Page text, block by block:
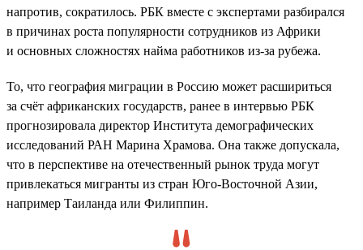
напротив, сократилось. РБК вместе с экспертами разбирался
в причинах роста популярности сотрудников из Африки
и основных сложностях найма работников из-за рубежа.
То, что география миграции в Россию может расшириться
за счёт африканских государств, ранее в интервью РБК
прогнозировала директор Института демографических
исследований РАН Марина Храмова. Она также допускала,
что в перспективе на отечественный рынок труда могут
привлекаться мигранты из стран Юго-Восточной Азии,
например Таиланда или Филиппин.